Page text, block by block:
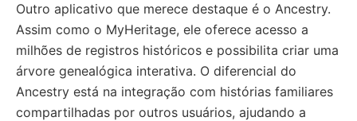
Outro aplicativo que merece destaque é o Ancestry.
Assim como o MyHeritage, ele oferece acesso a
milhões de registros históricos e possibilita criar uma
árvore genealógica interativa. O diferencial do
Ancestry está na integração com histórias familiares
compartilhadas por outros usuários, ajudando a